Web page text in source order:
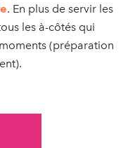
. En plus de servir les
les à-côtés qui
(préparation